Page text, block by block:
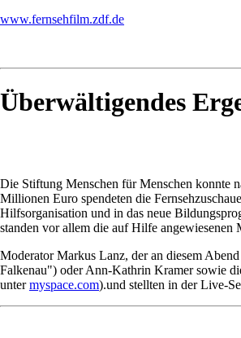
www.fernsehfilm.zdf.de
Überwältigendes
Die Stiftung Menschen für Menschen konnte
Millionen Euro spendeten die
Hilfsorganisation und in das neue
standen vor allem die auf Hilfe
Moderator Markus Lanz, der an diesem
Falkenau") oder Ann-Kathrin Kramer sowie
untermyspace.com).und stellten in der Live-